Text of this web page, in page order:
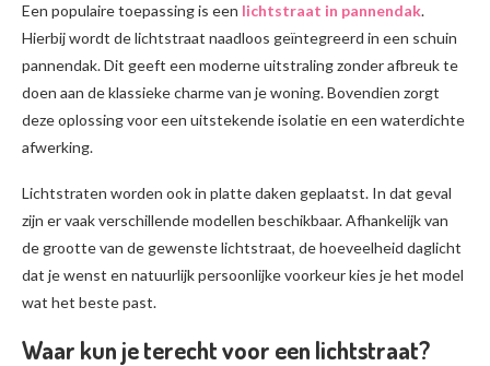
Een populaire toepassing is een lichtstraat in pannendak.
Hierbij wordt de lichtstraat naadloos geïntegreerd in een schuin
pannendak. Dit geeft een moderne uitstraling zonder afbreuk te
doen aan de klassieke charme van je woning. Bovendien zorgt
deze oplossing voor een uitstekende isolatie en een waterdichte
afwerking.
Lichtstraten worden ook in platte daken geplaatst. In dat geval
zijn er vaak verschillende modellen beschikbaar. Afhankelijk van
de grootte van de gewenste lichtstraat, de hoeveelheid daglicht
dat je wenst en natuurlijk persoonlijke voorkeur kies je het model
wat het beste past.
Waar kun je terecht voor een lichtstraat?